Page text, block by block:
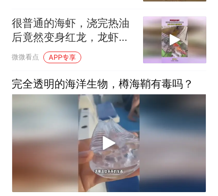
很普通的海虾，浇完热油
后竟然变身红龙，龙虾的
身价直接翻倍！
微微看点 APP专享
完全透明的海洋生物，樽海鞘有毒吗？